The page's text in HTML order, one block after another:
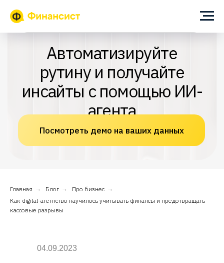
ИИ-помощник для собственника и финансового директора
Автоматизируйте
рутину и получайте
инсайты с помощью ИИ-
агента
Посмотреть демо на ваших данных
Главная → Блог → Про бизнес →
Как digital-агентство научилось учитывать финансы и предотвращать
кассовые разрывы
04.09.2023